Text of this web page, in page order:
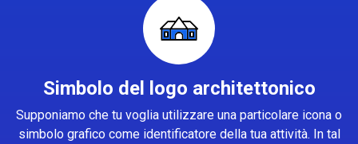
Simbolo del logo architettonico
Supponiamo che tu voglia utilizzare una particolare icona o
simbolo grafico come identificatore della tua attività. In tal